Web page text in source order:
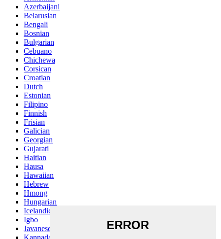
Azerbaijani
Belarusian
Bengali
Bosnian
Bulgarian
Cebuano
Chichewa
Corsican
Croatian
Dutch
Estonian
Filipino
Finnish
Frisian
Galician
Georgian
Gujarati
Haitian
Hausa
Hawaiian
Hebrew
Hmong
Hungarian
Icelandic
Igbo
Javanese
Kannada